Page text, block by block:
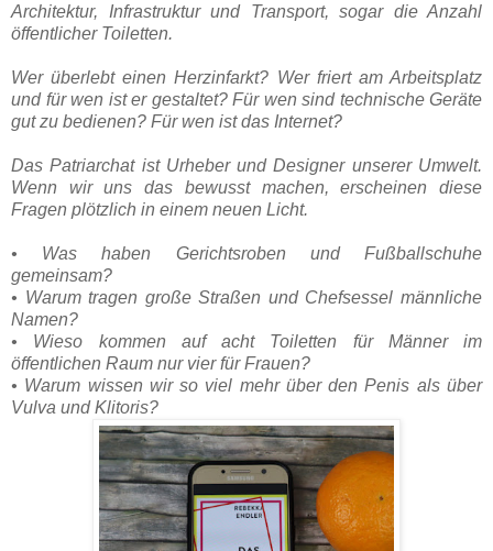
Architektur, Infrastruktur und Transport, sogar die Anzahl
öffentlicher Toiletten.
Wer überlebt einen Herzinfarkt? Wer friert am Arbeitsplatz
und für wen ist er gestaltet? Für wen sind technische Geräte
gut zu bedienen? Für wen ist das Internet?
Das Patriarchat ist Urheber und Designer unserer Umwelt.
Wenn wir uns das bewusst machen, erscheinen diese
Fragen plötzlich in einem neuen Licht.
• Was haben Gerichtsroben und Fußballschuhe
gemeinsam?
• Warum tragen große Straßen und Chefsessel männliche
Namen?
• Wieso kommen auf acht Toiletten für Männer im
öffentlichen Raum nur vier für Frauen?
• Warum wissen wir so viel mehr über den Penis als über
Vulva und Klitoris?